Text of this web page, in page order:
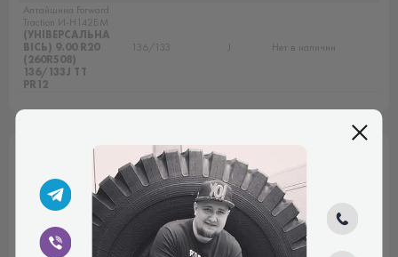
Алтайшина Forward
Traction И-Н142БМ
(УНІВЕРСАЛЬНА
ВІСЬ) 9.00 R20
(260R508)
136/133J TT
PR12
136/133 J Нет в наличии
Описание модели Отзывы (0)
Описание модели Алтайшина Forward Traction
И-Н142БМ